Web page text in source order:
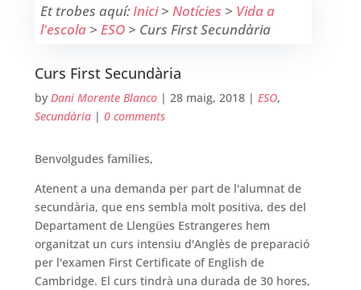
Et trobes aquí:Inici> Notícies > Vida a
l'escola> ESO> Curs First Secundària
Curs First Secundària
by Dani Morente Blanco | 28 maig, 2018 | ESO,
Secundària | 0 comments
Benvolgudes famílies,
Atenent a una demanda per part de l'alumnat de
secundària, que ens sembla molt positiva, des del
Departament de Llengües Estrangeres hem
organitzat un curs intensiu d'Anglès de preparació
per l'examen First Certificate of English de
Cambridge. El curs tindrà una durada de 30 hores,